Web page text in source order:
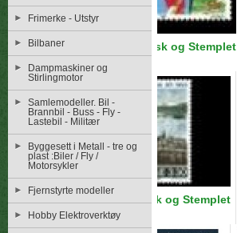
Frimerke - Utstyr
Bilbaner
Dampmaskiner og
Stirlingmotor
Samlemodeller. Bil -
Brannbil - Buss - Fly -
Lastebil - Militær
Byggesett i Metall - tre og
plast :Biler / Fly /
Motorsykler
Fjernstyrte modeller
Hobby Elektroverktøy
1989 Postfrisk og Stemplet
Hygieneiv> �
1992 Postfrisk og Stemplet
Hygieneiv> �